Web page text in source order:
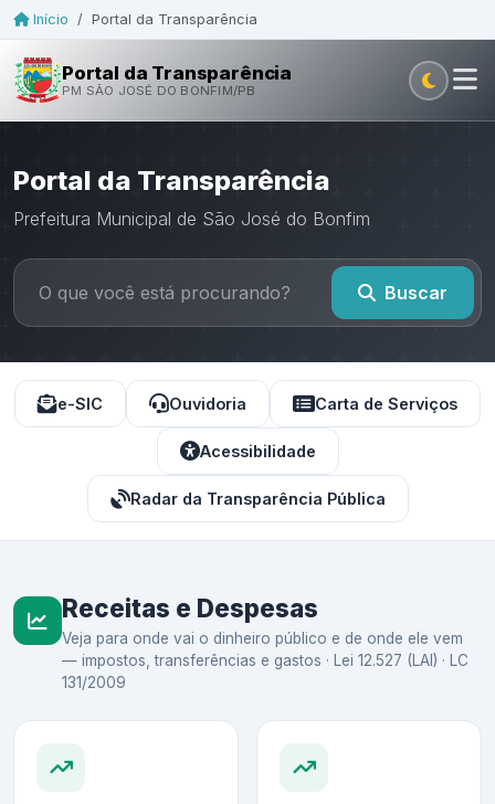
Início / Portal da Transparência
Portal da Transparência
PM SÃO JOSÉ DO BONFIM/PB
Portal da Transparência
Prefeitura Municipal de São José do Bonfim
Buscar
e-SIC Ouvidoria Carta de Serviços
Acessibilidade
Radar da Transparência Pública
Receitas e Despesas
Veja para onde vai o dinheiro público e de onde ele vem
— impostos, transferências e gastos · Lei 12.527 (LAI) · LC
131/2009